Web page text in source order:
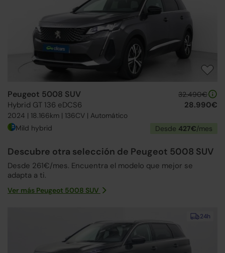
Peugeot 5008 SUV
Hybrid GT 136 eDCS6
2024 | 18.166km | 136CV | Automático
32.490€
28.990€
Mild hybrid Desde 427€/mes
Descubre otra selección de Peugeot 5008 SUV
Desde 261€/mes. Encuentra el modelo que mejor se
adapta a ti.
Ver más Peugeot 5008 SUV
24h